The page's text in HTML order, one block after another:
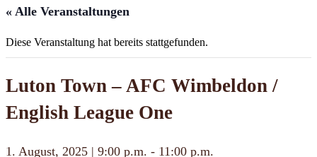
« Alle Veranstaltungen
Diese Veranstaltung hat bereits stattgefunden.
Luton Town – AFC Wimbeldon /
English League One
1. August, 2025 | 9:00 p.m. - 11:00 p.m.